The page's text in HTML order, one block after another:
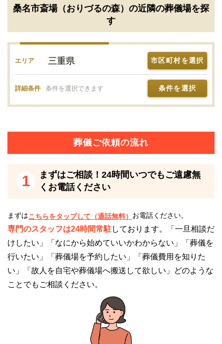
点
要な点についてご説明します。
桑名市斎場（おりづるの森）のご利用を検討さ
れる場合はご相談ください
ません。
葬儀のことが何もわからなくても、お電話口でご状況
桑名市斎場（おりづるの森）の駐車場について
桑名市斎場（おりづるの森）は、127台収容可能な立
体駐車場と、大型バス2台、マイクロバス3台、車イ
ス・思いやりスペース3台分の平面駐車場を完備して
います。
駐車スペースには余裕がありますが、日取りや時間帯
によっては満車のこともあり得ます。
桑名市斎場（おりづるの森）の近隣の葬儀場を探
す
エリア 三重県 市区町村を選択
詳細条件 条件を選択できます 条件を選択
葬儀ご依頼の流れ
1
まずはご相談！24時間いつでもご遠慮無
くお電話ください
まずはこちらをタップして（通話無料） お電話ください。
専門のスタッフは24時間常駐しております。「一旦相談だ
けしたい」「なにから始めていいかわからない」「葬儀を
行いたい」「葬儀場を予約したい」「葬儀費用を知りた
い」「故人を自宅や葬儀場へ搬送して欲しい」どのような
ことでもご相談ください。